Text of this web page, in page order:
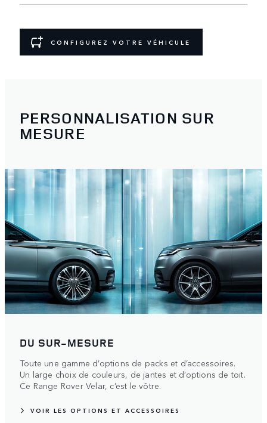
CONFIGUREZ VOTRE VÉHICULE
PERSONNALISATION SUR
MESURE
DU SUR-MESURE
Toute une gamme d’options de packs et d’accessoires.
Un large choix de couleurs, de jantes et d’options de toit.
Ce Range Rover Velar, c’est le vôtre.
VOIR LES OPTIONS ET ACCESSOIRES